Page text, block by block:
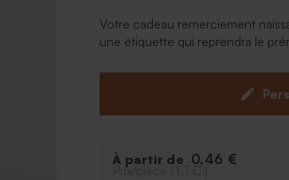
Votre cadeau remerciement
une étiquette qui reprendra le
étiquette contenant dragées
sera du plus bel effet ornée
une finition parfaite, n'hésitez
montage.
À partir de 0,46 €
Prix/pièce (T.T.C.)